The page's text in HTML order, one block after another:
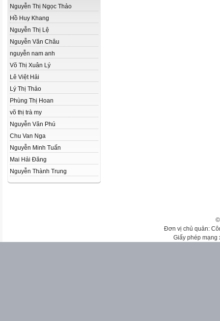
Nguyễn Thị Ngọc Thảo
Hồ Huy Khang
Nguyễn Thị Lệ
Nguyễn Văn Châu
nguyễn nam anh
Võ Thị Xuân Lý
Lê Việt Hải
Lý Thị Thảo
Phùng Thị Hoan
võ thị trà my
Nguyễn Văn Phú
Chu Van Nga
Nguyễn Minh Tuấn
Mai Hải Đăng
Nguyễn Thành Trung
Đơn vị chủ quản:
Giấy phép mạng